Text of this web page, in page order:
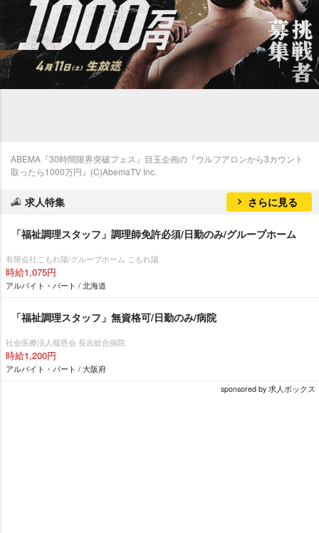
ABEMA『30時間限界突破フェス』目玉企画の『ウルフアロンから3カウント
取ったら1000万円』(C)AbemaTV Inc.
求人特集 さらに見る
「福祉調理スタッフ」調理師免許必須/日勤のみ/グループホーム
有限会社こもれ陽/グループホーム こもれ陽
時給1,075円
アルバイト・パート / 北海道
「福祉調理スタッフ」無資格可/日勤のみ/病院
社会医療法人報恩会 長吉総合病院
時給1,200円
アルバイト・パート / 大阪府
sponsored by 求人ボックス